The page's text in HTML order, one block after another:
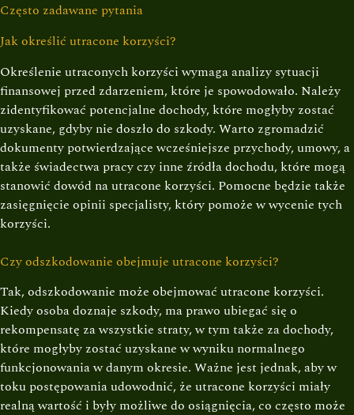
Często zadawane pytania
Jak określić utracone korzyści?
Określenie utraconych korzyści wymaga analizy sytuacji
finansowej przed zdarzeniem, które je spowodowało. Należy
zidentyfikować potencjalne dochody, które mogłyby zostać
uzyskane, gdyby nie doszło do szkody. Warto zgromadzić
dokumenty potwierdzające wcześniejsze przychody, umowy, a
także świadectwa pracy czy inne źródła dochodu, które mogą
stanowić dowód na utracone korzyści. Pomocne będzie także
zasięgnięcie opinii specjalisty, który pomoże w wycenie tych
korzyści.
Czy odszkodowanie obejmuje utracone korzyści?
Tak, odszkodowanie może obejmować utracone korzyści.
Kiedy osoba doznaje szkody, ma prawo ubiegać się o
rekompensatę za wszystkie straty, w tym także za dochody,
które mogłyby zostać uzyskane w wyniku normalnego
funkcjonowania w danym okresie. Ważne jest jednak, aby w
toku postępowania udowodnić, że utracone korzyści miały
realną wartość i były możliwe do osiągnięcia, co często może